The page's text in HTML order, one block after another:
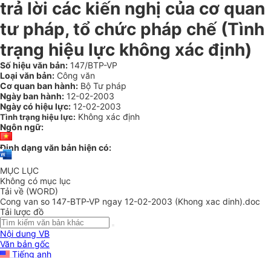
trả lời các kiến nghị của cơ quan
tư pháp, tổ chức pháp chế (Tình
trạng hiệu lực không xác định)
Số hiệu văn bản: 147/BTP-VP
Loại văn bản: Công văn
Cơ quan ban hành: Bộ Tư pháp
Ngày ban hành: 12-02-2003
Ngày có hiệu lực: 12-02-2003
Tình trạng hiệu lực: Không xác định
Ngôn ngữ:
Định dạng văn bản hiện có:
MỤC LỤC
Không có mục lục
Tải về (WORD)
Cong van so 147-BTP-VP ngay 12-02-2003 (Khong xac dinh).doc
Tải lược đồ
Nội dung VB
Văn bản gốc
Tiếng anh